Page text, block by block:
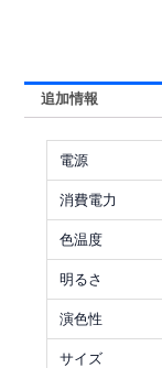
追加情報
電源
消費電力
色温度
明るさ
演色性
サイズ